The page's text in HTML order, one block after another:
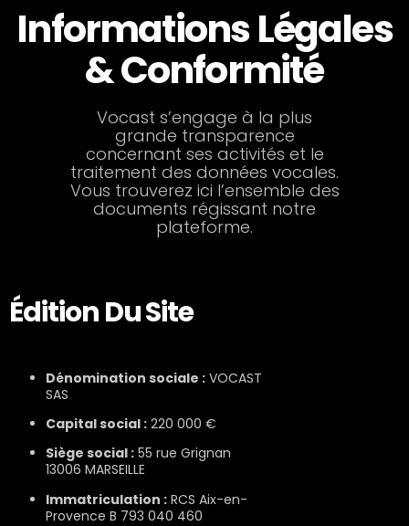
Informations Légales
& Conformité​
Vocast s’engage à la plus
grande transparence
concernant ses activités et le
traitement des données vocales.
Vous trouverez ici l’ensemble des
documents régissant notre
plateforme.
Édition Du Site
Dénomination sociale : VOCAST
SAS
Capital social : 220 000 €
Siège social : 55 rue Grignan
13006 MARSEILLE
Immatriculation : RCS Aix-en-
Provence B 793 040 460